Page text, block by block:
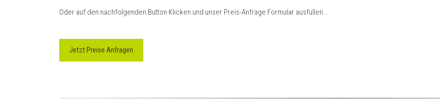
Oder auf den nachfolgenden Button Klicken und unser Preis-Anfrage Formular ausfüllen…
Jetzt Preise Anfragen